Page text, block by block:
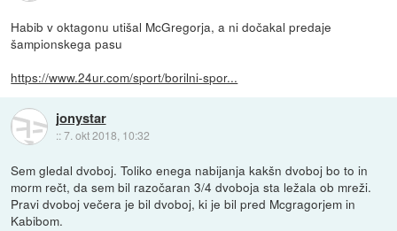
Habib v oktagonu utišal McGregorja, a ni dočakal predaje
šampionskega pasu
https://www.24ur.com/sport/borilni-spor...
jonystar
::7. okt 2018, 10:32
Sem gledal dvoboj. Toliko enega nabijanja kakšn dvoboj bo to in
morm rečt, da sem bil razočaran 3/4 dvoboja sta ležala ob mreži.
Pravi dvoboj večera je bil dvoboj, ki je bil pred Mcgragorjem in
Kabibom.